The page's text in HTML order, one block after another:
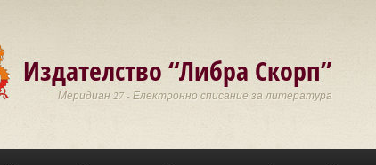
Издателство “Либра Скорп”
Меридиан 27 - Електронно списание за литература